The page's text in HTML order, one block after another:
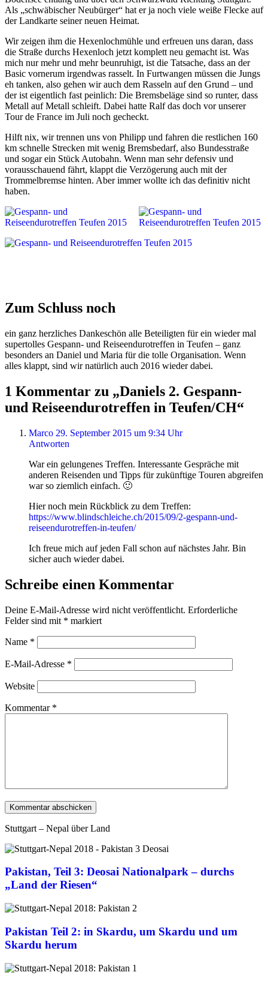
Als „schwäbischer Neubürger“ hat er ja noch viele weiße Flecke auf
der Landkarte seiner neuen Heimat.
Wir zeigen ihm die Hexenlochmühle und erfreuen uns daran, dass
die Straße durchs Hexenloch jetzt komplett neu gemacht ist. Was
mich nur mehr und mehr beunruhigt, ist die Tatsache, dass an der
Basic vornerum irgendwas rasselt. In Furtwangen müssen die Jungs
eh tanken, also gehen wir auch dem Rasseln auf den Grund – und
der ist eigentlich fast peinlich: Die Bremsbeläge sind so runter, dass
Metall auf Metall schleift. Dabei hatte Ralf das doch vor unserer
Tour de France im Juli noch gecheckt.
Hilft nix, wir trennen uns von Philipp und fahren die restlichen 160
km schnelle Strecken mit wenig Bremsbedarf, also Bundesstraße
und sogar ein Stück Autobahn. Wenn man sehr defensiv und
vorausschauend fährt, klappt die Verzögerung auch mit der
Trommelbremse hinten. Aber immer wollte ich das definitiv nicht
haben.
Zum Schluss noch
ein ganz herzliches Dankeschön alle Beteiligten für ein wieder mal
supertolles Gespann- und Reiseendurotreffen in Teufen – ganz
besonders an Daniel und Maria für die tolle Organisation. Wenn
alles klappt, sind wir natürlich auch 2016 wieder dabei.
1 Kommentar zu „Daniels 2. Gespann-
und Reiseendurotreffen in Teufen/CH“
Marco 29. September 2015 um 9:34 Uhr
Antworten
War ein gelungenes Treffen. Interessante Gespräche mit
anderen Reisenden und Tipps für zukünftige Touren abgreifen
war so ziemlich einfach. 🙂
Hier noch mein Rückblick zu dem Treffen:
https://www.blindschleiche.ch/2015/09/2-gespann-und-
reiseendurotreffen-in-teufen/
Ich freue mich auf jeden Fall schon auf nächstes Jahr. Bin
sicher auch wieder dabei.
Schreibe einen Kommentar
Deine E-Mail-Adresse wird nicht veröffentlicht. Erforderliche
Felder sind mit * markiert
Name *
E-Mail-Adresse *
Website
Kommentar *
Stuttgart – Nepal über Land
Pakistan, Teil 3: Deosai Nationalpark – durchs
„Land der Riesen“
Pakistan Teil 2: in Skardu, um Skardu und um
Skardu herum